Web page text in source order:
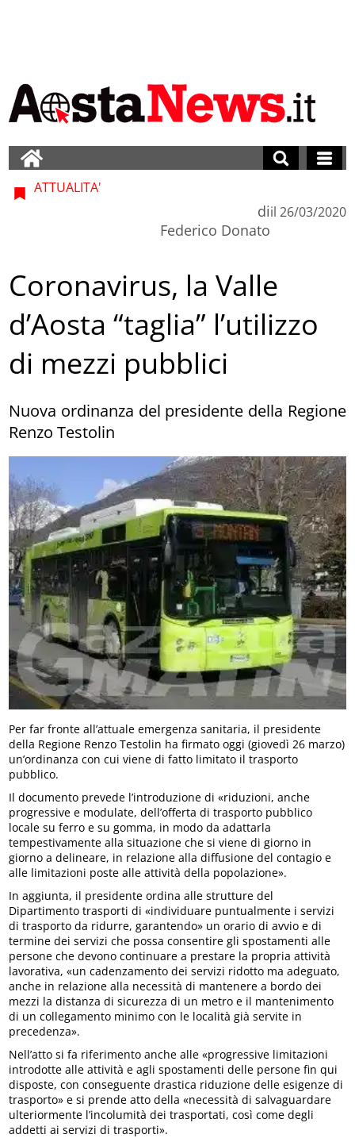
ATTUALITA'
di
Federico Donato
il 26/03/2020
Coronavirus, la Valle
d’Aosta “taglia” l’utilizzo
di mezzi pubblici
Nuova ordinanza del presidente della Regione
Renzo Testolin
Per far fronte all’attuale emergenza sanitaria, il presidente
della Regione Renzo Testolin ha firmato oggi (giovedì 26 marzo)
un’ordinanza con cui viene di fatto limitato il trasporto
pubblico.
Il documento prevede l’introduzione di «riduzioni, anche
progressive e modulate, dell’offerta di trasporto pubblico
locale su ferro e su gomma, in modo da adattarla
tempestivamente alla situazione che si viene di giorno in
giorno a delineare, in relazione alla diffusione del contagio e
alle limitazioni poste alle attività della popolazione».
In aggiunta, il presidente ordina alle strutture del
Dipartimento trasporti di «individuare puntualmente i servizi
di trasporto da ridurre, garantendo» un orario di avvio e di
termine dei servizi che possa consentire gli spostamenti alle
persone che devono continuare a prestare la propria attività
lavorativa, «un cadenzamento dei servizi ridotto ma adeguato,
anche in relazione alla necessità di mantenere a bordo dei
mezzi la distanza di sicurezza di un metro e il mantenimento
di un collegamento minimo con le località già servite in
precedenza».
Nell’atto si fa riferimento anche alle «progressive limitazioni
introdotte alle attività e agli spostamenti delle persone fin qui
disposte, con conseguente drastica riduzione delle esigenze di
trasporto» e si prende atto della «necessità di salvaguardare
ulteriormente l’incolumità dei trasportati, così come degli
addetti ai servizi di trasporti».